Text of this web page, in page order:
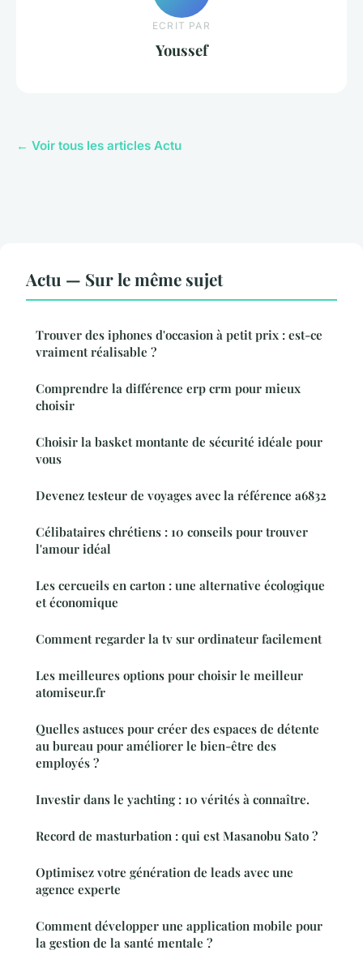
ECRIT PAR
Youssef
← Voir tous les articles Actu
Actu — Sur le même sujet
Trouver des iphones d'occasion à petit prix : est-ce
vraiment réalisable ?
Comprendre la différence erp crm pour mieux
choisir
Choisir la basket montante de sécurité idéale pour
vous
Devenez testeur de voyages avec la référence a6832
Célibataires chrétiens : 10 conseils pour trouver
l'amour idéal
Les cercueils en carton : une alternative écologique
et économique
Comment regarder la tv sur ordinateur facilement
Les meilleures options pour choisir le meilleur
atomiseur.fr
Quelles astuces pour créer des espaces de détente
au bureau pour améliorer le bien-être des
employés ?
Investir dans le yachting : 10 vérités à connaître.
Record de masturbation : qui est Masanobu Sato ?
Optimisez votre génération de leads avec une
agence experte
Comment développer une application mobile pour
la gestion de la santé mentale ?